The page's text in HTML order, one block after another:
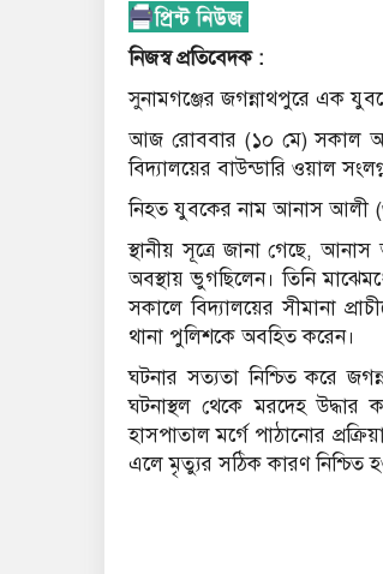
নিজস্ব প্রতিবেদক :
সুনামগঞ্জের জগন্নাথপুরে এক
আজ রোববার (১০ মে) সকাল
বিদ্যালয়ের বাউন্ডারি ওয়াল
নিহত যুবকের নাম আনাস আলী
স্থানীয় সূত্রে জানা গেছে,
অবস্থায় ভুগছিলেন। তিনি
সকালে বিদ্যালয়ের সীমানা
থানা পুলিশকে অবহিত করেন।
ঘটনার সত্যতা নিশ্চিত করে
ঘটনাস্থল থেকে মরদেহ উদ্ধার
হাসপাতাল মর্গে পাঠানোর
এলে মৃত্যুর সঠিক কারণ নিশ্চিত